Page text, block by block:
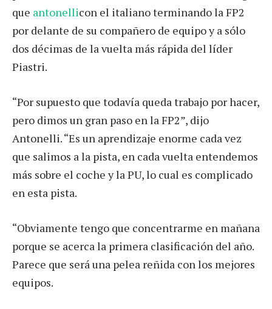
que antonellicon el italiano terminando la FP2
por delante de su compañero de equipo y a sólo
dos décimas de la vuelta más rápida del líder
Piastri.
“Por supuesto que todavía queda trabajo por hacer,
pero dimos un gran paso en la FP2”, dijo
Antonelli. “Es un aprendizaje enorme cada vez
que salimos a la pista, en cada vuelta entendemos
más sobre el coche y la PU, lo cual es complicado
en esta pista.
“Obviamente tengo que concentrarme en mañana
porque se acerca la primera clasificación del año.
Parece que será una pelea reñida con los mejores
equipos.